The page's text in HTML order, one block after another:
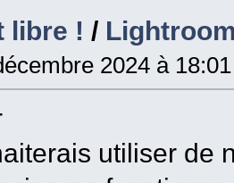
libre ! /
2024 à
utiliser de